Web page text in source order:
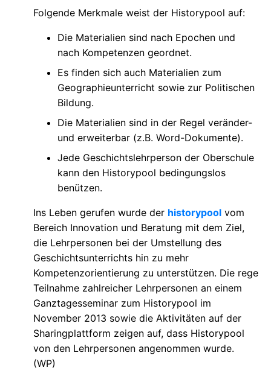
Folgende Merkmale weist der Historypool auf:
Die Materialien sind nach Epochen und
nach Kompetenzen geordnet.
Es finden sich auch Materialien zum
Geographieunterricht sowie zur Politischen
Bildung.
Die Materialien sind in der Regel veränder-
und erweiterbar (z.B. Word-Dokumente).
Jede Geschichtslehrperson der Oberschule
kann den Historypool bedingungslos
benützen.
Ins Leben gerufen wurde der historypool vom
Bereich Innovation und Beratung mit dem Ziel,
die Lehrpersonen bei der Umstellung des
Geschichtsunterrichts hin zu mehr
Kompetenzorientierung zu unterstützen. Die rege
Teilnahme zahlreicher Lehrpersonen an einem
Ganztagesseminar zum Historypool im
November 2013 sowie die Aktivitäten auf der
Sharingplattform zeigen auf, dass Historypool
von den Lehrpersonen angenommen wurde.
(WP)